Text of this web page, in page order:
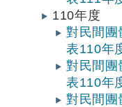
110年度
對民間團
表110年
對民間團
表110年
對民間團